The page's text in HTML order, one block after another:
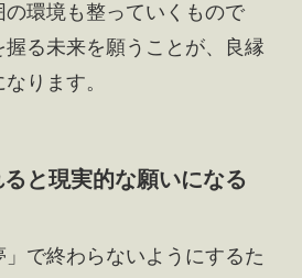
の環境も整っていくもので
る未来を願うことが、良縁
ります。
と現実的な願いになる
で終わらないようにするた